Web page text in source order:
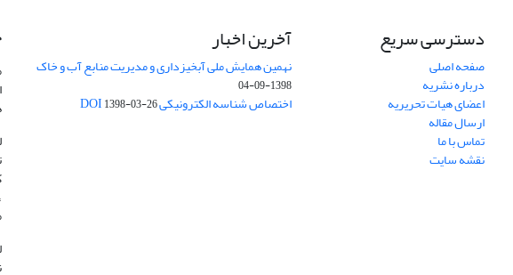
دسترسی سریع
صفحه اصلی
درباره نشریه
اعضای هیات تحریریه
ارسال مقاله
تماس با ما
نقشه سایت
آخرین اخبار
نهمین همایش ملی آبخیزداری و مدیریت منابع آب و خاک
1398-09-04
اختصاص شناسه الکترونیکی DOI1398-03-26